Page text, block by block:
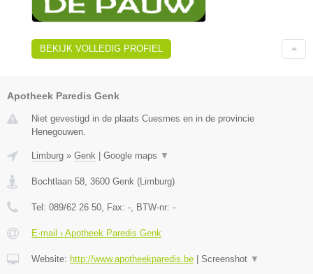
BEKIJK VOLLEDIG PROFIEL
Apotheek Paredis Genk
Niet gevestigd in de plaats Cuesmes en in de provincie
Henegouwen.
Limburg » Genk Google maps ▼
Bochtlaan 58, 3600 Genk (Limburg)
Tel: 089/62 26 50, Fax: -, BTW-nr: -
E-mail › Apotheek Paredis Genk
Website: http://www.apotheekparedis.be Screenshot ▼